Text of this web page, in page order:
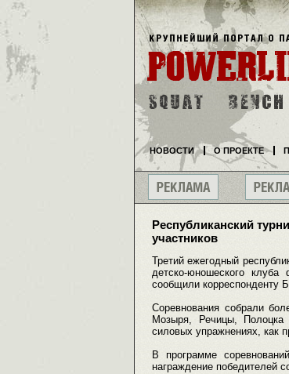
Республиканский
участников
Третий ежегодный
детско-юношеского
сообщили корреспонденту
Соревнования собрали
Мозыря, Речицы, Полоцка
силовых упражнениях, как
В программе
награждение победителей
НОВОСТИ О ПРОЕКТЕ